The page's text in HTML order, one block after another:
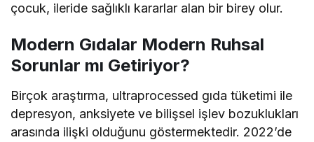
çocuk, ileride sağlıklı kararlar alan bir birey olur.
Modern Gıdalar Modern Ruhsal
Sorunlar mı Getiriyor?
Birçok araştırma, ultraprocessed gıda tüketimi ile
depresyon, anksiyete ve bilişsel işlev bozuklukları
arasında ilişki olduğunu göstermektedir. 2022’de